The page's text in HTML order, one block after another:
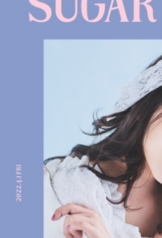
よくあるご質問